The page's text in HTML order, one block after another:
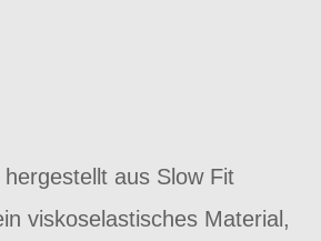
aus Slow Fit
viskoselastisches Material,